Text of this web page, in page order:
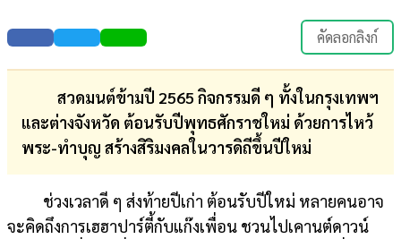
คัดลอกลิงก์
สวดมนต์ข้ามปี 2565 กิจกรรมดี ๆ ทั้งในกรุงเทพฯ
และต่างจังหวัด ต้อนรับปีพุทธศักราชใหม่ ด้วยการไหว้
พระ-ทำบุญ สร้างสิริมงคลในวารดิถีขึ้นปีใหม่
ช่วงเวลาดี ๆ ส่งท้ายปีเก่า ต้อนรับปีใหม่ หลายคนอาจ
จะคิดถึงการเฮฮาปาร์ตี้กับแก๊งเพื่อน ชวนไปเคานต์ดาวน์
ตรวจ
หวย
บอล
สด
เงิน